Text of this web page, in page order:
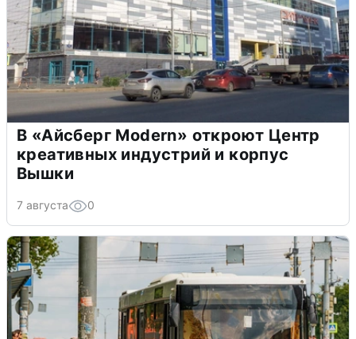
В «Айсберг Modern» откроют Центр
креативных индустрий и корпус
Вышки
7 августа 0